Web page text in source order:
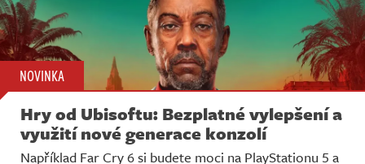
NOVINKA
Hry od Ubisoftu: Bezplatné vylepšení a
využití nové generace konzolí
Například Far Cry 6 si budete moci na PlayStationu 5 a